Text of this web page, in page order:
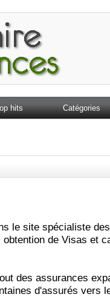
hits Catégories
le site spécialiste
de Visas et
des assurances
d'assurés vers